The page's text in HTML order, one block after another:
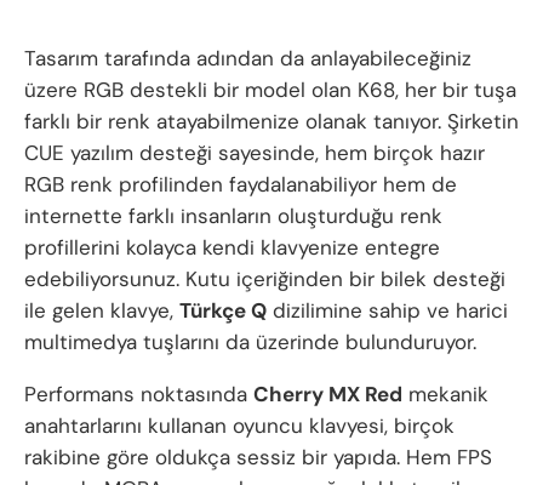
Tasarım tarafında adından da anlayabileceğiniz
üzere RGB destekli bir model olan K68, her bir tuşa
farklı bir renk atayabilmenize olanak tanıyor. Şirketin
CUE yazılım desteği sayesinde, hem birçok hazır
RGB renk profilinden faydalanabiliyor hem de
internette farklı insanların oluşturduğu renk
profillerini kolayca kendi klavyenize entegre
edebiliyorsunuz. Kutu içeriğinden bir bilek desteği
ile gelen klavye, Türkçe Q dizilimine sahip ve harici
multimedya tuşlarını da üzerinde bulunduruyor.
Performans noktasında Cherry MX Red mekanik
anahtarlarını kullanan oyuncu klavyesi, birçok
rakibine göre oldukça sessiz bir yapıda. Hem FPS